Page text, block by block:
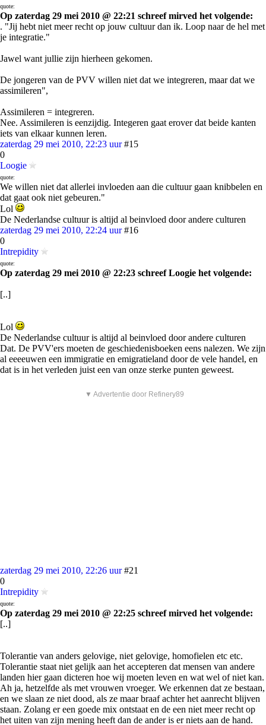
quote:
Op zaterdag 29 mei 2010 @ 22:21 schreef mirved het volgende:
. "Jij hebt niet meer recht op jouw cultuur dan ik. Loop naar de hel met
je integratie."
Jawel want jullie zijn hierheen gekomen.
De jongeren van de PVV willen niet dat we integreren, maar dat we
assimileren",
Assimileren = integreren.
Nee. Assimileren is eenzijdig. Integeren gaat erover dat beide kanten
iets van elkaar kunnen leren.
zaterdag 29 mei 2010, 22:23 uur #15
0
Loogie
quote:
We willen niet dat allerlei invloeden aan die cultuur gaan knibbelen en
dat gaat ook niet gebeuren."
Lol
De Nederlandse cultuur is altijd al beinvloed door andere culturen
zaterdag 29 mei 2010, 22:24 uur #16
0
Intrepidity
quote:
Op zaterdag 29 mei 2010 @ 22:23 schreef Loogie het volgende:
[..]
Lol
De Nederlandse cultuur is altijd al beinvloed door andere culturen
Dat. De PVV'ers moeten de geschiedenisboeken eens nalezen. We zijn
al eeeeuwen een immigratie en emigratieland door de vele handel, en
dat is in het verleden juist een van onze sterke punten geweest.
▼ Advertentie door Refinery89
zaterdag 29 mei 2010, 22:26 uur #21
0
Intrepidity
quote:
Op zaterdag 29 mei 2010 @ 22:25 schreef mirved het volgende:
[..]
Tolerantie van anders gelovige, niet gelovige, homofielen etc etc.
Tolerantie staat niet gelijk aan het accepteren dat mensen van andere
landen hier gaan dicteren hoe wij moeten leven en wat wel of niet kan.
Ah ja, hetzelfde als met vrouwen vroeger. We erkennen dat ze bestaan,
en we slaan ze niet dood, als ze maar braaf achter het aanrecht blijven
staan. Zolang er een goede mix ontstaat en de een niet meer recht op
het uiten van zijn mening heeft dan de ander is er niets aan de hand.